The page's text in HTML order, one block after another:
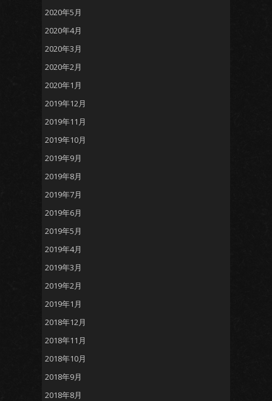
2020年5月
2020年4月
2020年3月
2020年2月
2020年1月
2019年12月
2019年11月
2019年10月
2019年9月
2019年8月
2019年7月
2019年6月
2019年5月
2019年4月
2019年3月
2019年2月
2019年1月
2018年12月
2018年11月
2018年10月
2018年9月
2018年8月